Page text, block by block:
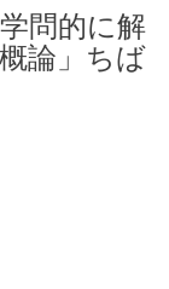
問的に解
論」ちば